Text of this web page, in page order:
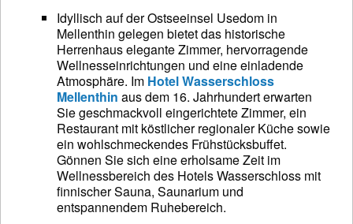
Idyllisch auf der Ostseeinsel Usedom in
Mellenthin gelegen bietet das historische
Herrenhaus elegante Zimmer, hervorragende
Wellnesseinrichtungen und eine einladende
Atmosphäre. Im Hotel Wasserschloss
Mellenthin aus dem 16. Jahrhundert erwarten
Sie geschmackvoll eingerichtete Zimmer, ein
Restaurant mit köstlicher regionaler Küche sowie
ein wohlschmeckendes Frühstücksbuffet.
Gönnen Sie sich eine erholsame Zeit im
Wellnessbereich des Hotels Wasserschloss mit
finnischer Sauna, Saunarium und
entspannendem Ruhebereich.